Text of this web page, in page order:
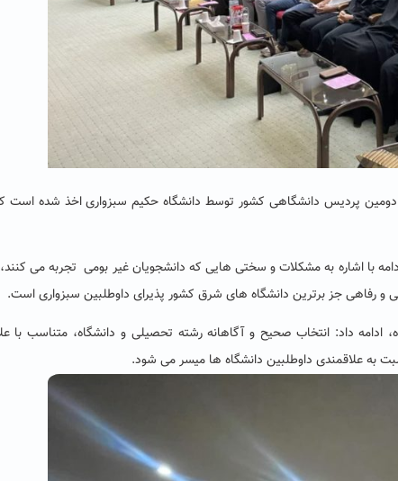
پردیس دانشگاهی کشور توسط دانشگاه حکیم سبزواری اخذ شده است
با اشاره به مشکلات و سختی هایی که دانشجویان غیر بومی تجربه می کنند،
و رفاهی جز برترین دانشگاه های شرق کشور پذیرای داوطلبین سبزواری است.
ادامه داد: انتخاب صحیح و آگاهانه رشته تحصیلی و دانشگاه، متناسب با
به علاقمندی داوطلبین دانشگاه ها میسر می شود.